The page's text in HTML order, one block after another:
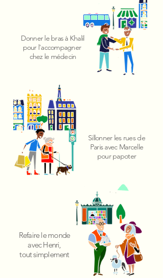
Donner le bras à Khalil
pour l'accompagner
chez le médecin
Sillonnerles rues de
Paris avec Marcelle
pour papoter
Refaire le monde
avec Henri,
tout simplement